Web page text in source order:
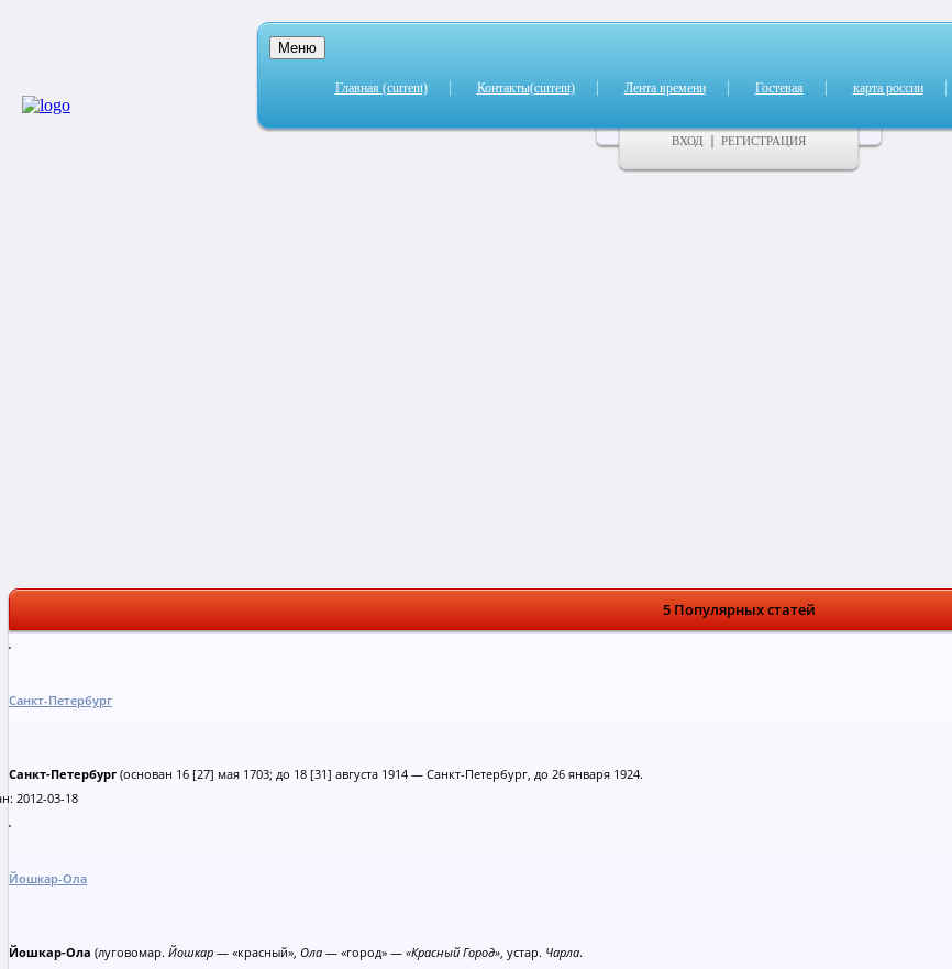
Меню
Главная (current) Контакты(current) Лента времени Гостевая карта россии
ВХОД РЕГИСТРАЦИЯ
5 Популярных статей
Санкт-Петербург
Санкт-Петербург (основан 16 [27] мая 1703; до 18 [31] августа 1914 — Санкт-Петербург, до 26 января 1924.
2012-03-18
Йошкар-Ола
Йошкар-Ола (луговомар. Йошкар — «красный», Ола — «город» — «Красный Город», устар. Чарла.